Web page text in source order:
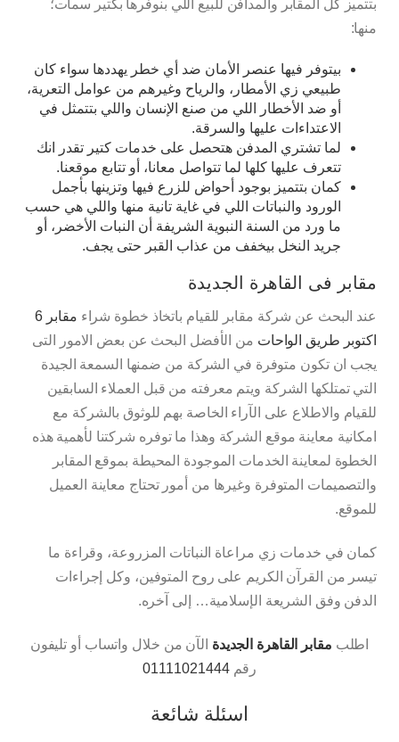
بتتميز كل المقابر والمدافن للبيع اللي بنوفرها بكتير سمات؛
منها:
بيتوفر فيها عنصر الأمان ضد أي خطر يهددها سواء كان
طبيعي زي الأمطار، والرياح وغيرهم من عوامل التعرية،
أو ضد الأخطار اللي من صنع الإنسان واللي بتتمثل في
الاعتداءات عليها والسرقة.
لما تشتري المدفن هتحصل على خدمات كتير تقدر انك
تتعرف عليها كلها لما تتواصل معانا، أو تتابع موقعنا.
كمان بتتميز بوجود أحواض للزرع فيها وتزينها بأجمل
الورود والنباتات اللي في غاية تانية منها واللي هي حسب
ما ورد من السنة النبوية الشريفة أن النبات الأخضر، أو
جريد النخل بيخفف من عذاب القبر حتى يجف.
مقابر فى القاهرة الجديدة
عند البحث عن شركة مقابر للقيام باتخاذ خطوة شراء
مقابر 6
اكتوبر طريق الواحات من الأفضل البحث عن بعض الامور التى
يجب ان تكون متوفرة في الشركة من ضمنها السمعة الجيدة
التي تمتلكها الشركة ويتم معرفته من قبل العملاء السابقين
للقيام والاطلاع على الآراء الخاصة بهم للوثوق بالشركة مع
امكانية معاينة موقع الشركة وهذا ما توفره شركتنا لأهمية هذه
الخطوة لمعاينة الخدمات الموجودة المحيطة بموقع المقابر
والتصميمات المتوفرة وغيرها من أمور تحتاج معاينة العميل
للموقع.
كمان في خدمات زي مراعاة النباتات المزروعة، وقراءة ما
تيسر من القرآن الكريم على روح المتوفين، وكل إجراءات
الدفن وفق الشريعة الإسلامية… إلى آخره.
اطلب مقابر القاهرة الجديدة الآن من خلال واتساب أو تليفون
رقم01111021444‬‏
اسئلة شائعة